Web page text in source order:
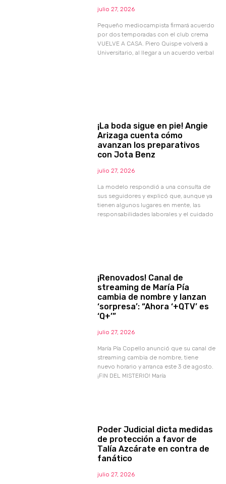
julio 27, 2026
Pequeño mediocampista firmará acuerdo
por dos temporadas con el club crema
VUELVE A CASA. Piero Quispe volverá a
Universitario, al llegar a un acuerdo verbal
¡La boda sigue en pie! Angie
Arizaga cuenta cómo
avanzan los preparativos
con Jota Benz
julio 27, 2026
La modelo respondió a una consulta de
sus seguidores y explicó que, aunque ya
tienen algunos lugares en mente, las
responsabilidades laborales y el cuidado
¡Renovados! Canal de
streaming de María Pía
cambia de nombre y lanzan
‘sorpresa’: “Ahora ‘+QTV’ es
‘Q+’”
julio 27, 2026
María Pía Copello anunció que su canal de
streaming cambia de nombre, tiene
nuevo horario y arranca este 3 de agosto.
¡FIN DEL MISTERIO! María
Poder Judicial dicta medidas
de protección a favor de
Talía Azcárate en contra de
fanático
julio 27, 2026